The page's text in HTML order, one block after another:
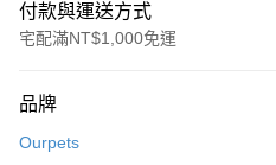
付款與運送方式
宅配滿NT$1,000免運
信用卡一次付款
品牌
Ourpets